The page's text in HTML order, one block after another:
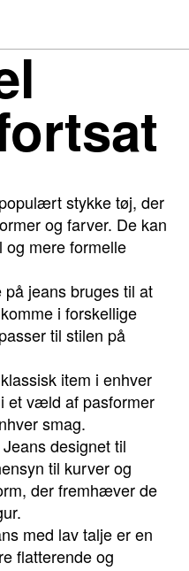
stykke tøj, der
og farver. De kan
mere formelle
jeans bruges til at
i forskellige
til stilen på
item i enhver
et væld af pasformer
smag.
designet til
til kurver og
der fremhæver de
med lav talje er en
flatterende og